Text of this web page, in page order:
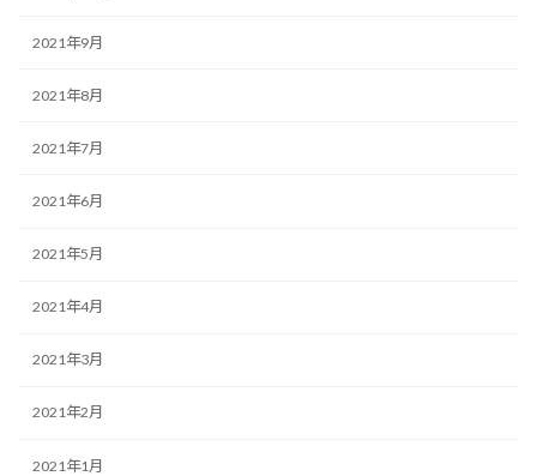
2021年9月
2021年8月
2021年7月
2021年6月
2021年5月
2021年4月
2021年3月
2021年2月
2021年1月